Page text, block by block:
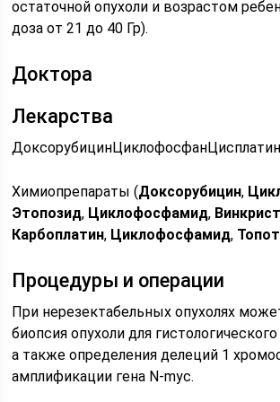
остаточной опухоли и возрастом
доза от 21 до 40 Гр).
Доктора
Лекарства
ДоксорубицинЦиклофосфанЦисплатин
Химиопрепараты (Доксорубицин,
Этопозид, Циклофосфамид,
Карбоплатин, Циклофосфамид,
Процедуры и операции
При нерезектабельных опухолях
биопсия опухоли для
а также определения делеций 1
амплификации гена N-myc.